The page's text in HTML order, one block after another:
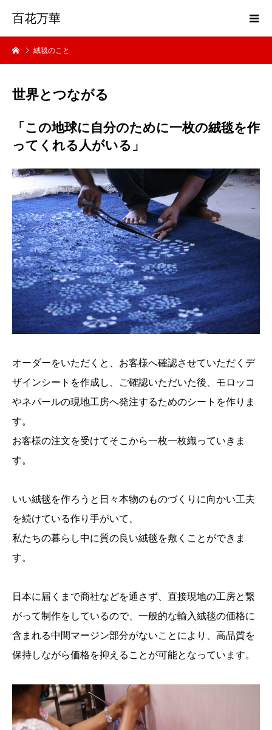
百花万華
絨毯のこと
世界とつながる
「この地球に自分のために一枚の絨毯を作
ってくれる人がいる」
オーダーをいただくと、お客様へ確認させていただくデ
ザインシートを作成し、ご確認いただいた後、モロッコ
やネパールの現地工房へ発注するためのシートを作りま
す。
お客様の注文を受けてそこから一枚一枚織っていきま
す。
いい絨毯を作ろうと日々本物のものづくりに向かい工夫
を続けている作り手がいて、
私たちの暮らし中に質の良い絨毯を敷くことができま
す。
日本に届くまで商社などを通さず、直接現地の工房と繋
がって制作をしているので、一般的な輸入絨毯の価格に
含まれる中間マージン部分がないことにより、高品質を
保持しながら価格を抑えることが可能となっています。